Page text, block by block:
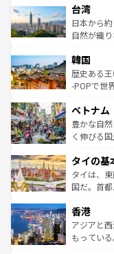
人々、お
ク、伝統
っている
はコンテン
リアリー
ク）、タ
ど、見ど
いる。ア
ビング、
い。オー
参照してほ
台湾
日本から
自然が織
ン）、静
と山間の
驚きをも
容にもい
照してほ
韓国
歴史ある
-POPで世
き、地方
できる。
まで、さ
リティに
覧を参照
ベトナム
豊かな自
く伸びる
急速な発
ーチミン
醸し出し
とつ。フ
ひ現地で
が旅行者
タイの基
タイは、
国だ。首
の活気が
帯で自然
いビーチ
香港
アジアと
もってい